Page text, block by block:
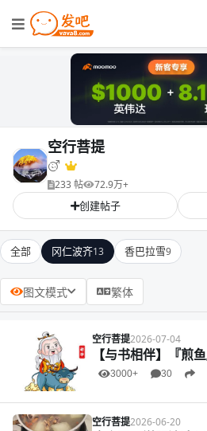
空行菩提
233 帖 72.9万+
创建帖子
全部 冈仁波齐13 香巴拉雪9
图文模式 繁体
空行菩提2026-07-04
【与书相伴】『煎
3000+ 30
空行菩提2026-06-20